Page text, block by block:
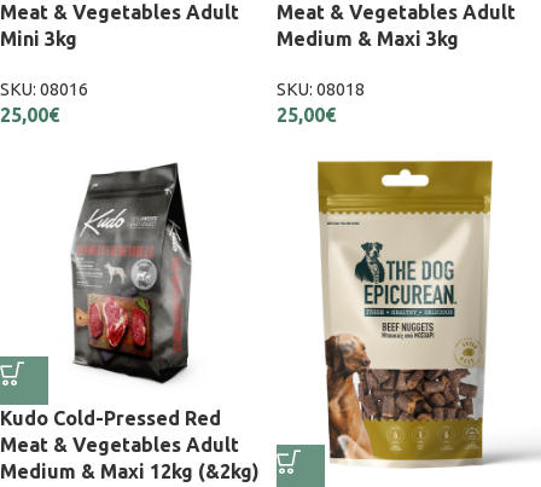
Meat & Vegetables Adult
Mini 3kg
SKU: 08016
25,00€
Meat & Vegetables Adult
Medium & Maxi 3kg
SKU: 08018
25,00€
Kudo Cold-Pressed Red
Meat & Vegetables Adult
Medium & Maxi 12kg (&2kg)